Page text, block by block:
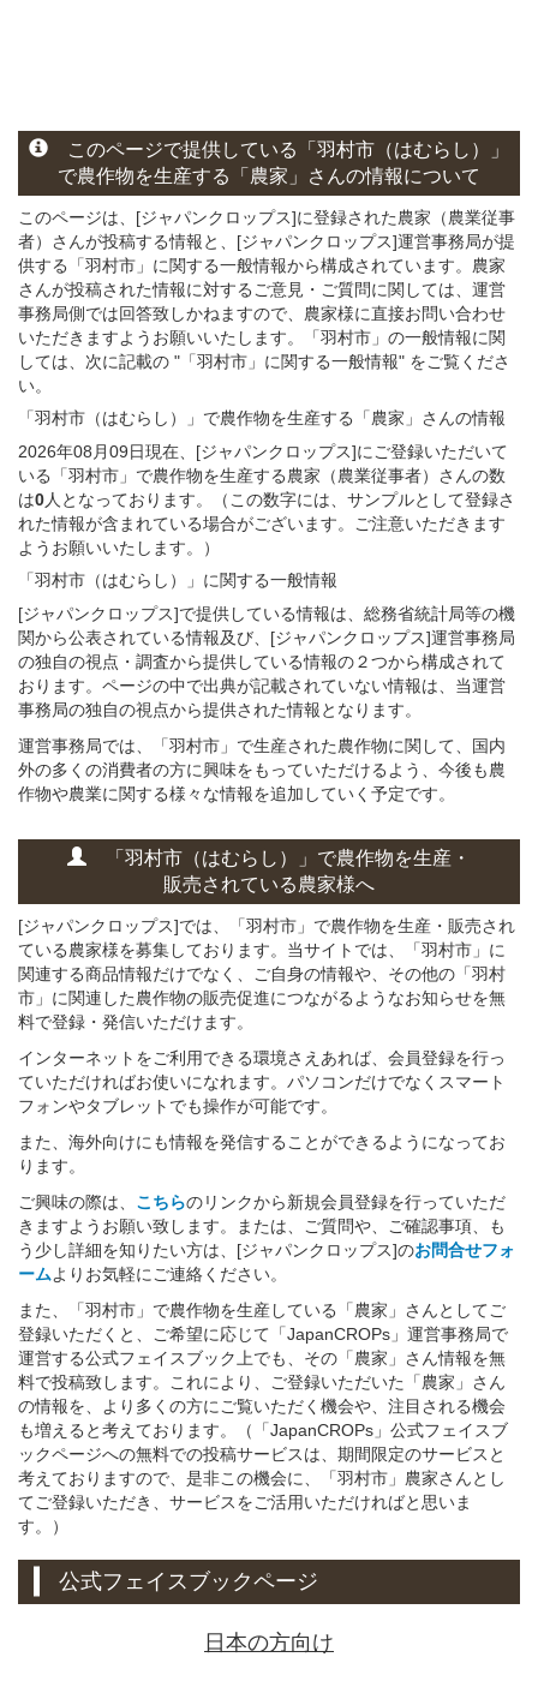
このページで提供している
「羽村市（はむらし）」
で農作物を生産する
「農家」さんの情報について
このページは、[ジャパンクロップス]に登録された農家（農業従事
者）さんが投稿する情報と、[ジャパンクロップス]運営事務局が提
供する「羽村市」に関する一般情報から構成されています。農家
さんが投稿された情報に対するご意見・ご質問に関しては、運営
事務局側では回答致しかねますので、農家様に直接お問い合わせ
いただきますようお願いいたします。「羽村市」の一般情報に関
しては、次に記載の "「羽村市」に関する一般情報" をご覧くださ
い。
「羽村市（はむらし）」 で農作物を生産する 「農家」さんの情報
2026年08月09日現在、[ジャパンクロップス]にご登録いただいて
いる「羽村市」で農作物を生産する農家（農業従事者）さんの数
は0人となっております。（この数字には、サンプルとして登録さ
れた情報が含まれている場合がございます。ご注意いただきます
ようお願いいたします。）
「羽村市（はむらし）」 に関する一般情報
[ジャパンクロップス]で提供している情報は、総務省統計局等の機
関から公表されている情報及び、[ジャパンクロップス]運営事務局
の独自の視点・調査から提供している情報の２つから構成されて
おります。ページの中で出典が記載されていない情報は、当運営
事務局の独自の視点から提供された情報となります。
運営事務局では、「羽村市」で生産された農作物に関して、国内
外の多くの消費者の方に興味をもっていただけるよう、今後も農
作物や農業に関する様々な情報を追加していく予定です。
「羽村市（はむらし）」 で農作物を生産・
販売されている農家様へ
[ジャパンクロップス]では、「羽村市」で農作物を生産・販売され
ている農家様を募集しております。当サイトでは、「羽村市」に
関連する商品情報だけでなく、ご自身の情報や、その他の「羽村
市」に関連した農作物の販売促進につながるようなお知らせを無
料で登録・発信いただけます。
インターネットをご利用できる環境さえあれば、会員登録を行っ
ていただければお使いになれます。パソコンだけでなくスマート
フォンやタブレットでも操作が可能です。
また、海外向けにも情報を発信することができるようになってお
ります。
ご興味の際は、 こちらのリンクから新規会員登録を行っていただ
きますようお願い致します。または、ご質問や、ご確認事項、も
う少し詳細を知りたい方は、[ジャパンクロップス]のお問合せフォ
ームよりお気軽にご連絡ください。
また、「羽村市」で農作物を生産している「農家」さんとしてご
登録いただくと、ご希望に応じて「JapanCROPs」運営事務局で
運営する公式フェイスブック上でも、その「農家」さん情報を無
料で投稿致します。これにより、ご登録いただいた「農家」さん
の情報を、より多くの方にご覧いただく機会や、注目される機会
も増えると考えております。（「JapanCROPs」公式フェイスブ
ックページへの無料での投稿サービスは、期間限定のサービスと
考えておりますので、是非この機会に、「羽村市」農家さんとし
てご登録いただき、サービスをご活用いただければと思いま
す。）
公式フェイスブックページ
日本の方向け